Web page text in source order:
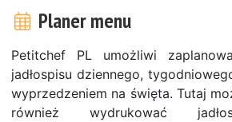
Planer menu
Petitchef PL umożliwi
jadłospisu dziennego,
wyprzedzeniem na święta. Tutaj
również wydrukować